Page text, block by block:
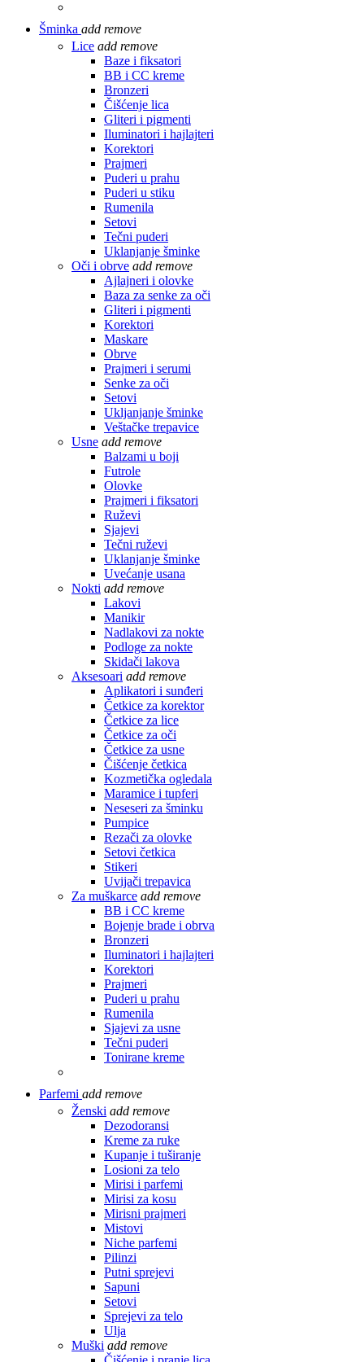
Šminka add remove
Lice add remove
Baze i fiksatori
BB i CC kreme
Bronzeri
Čišćenje lica
Gliteri i pigmenti
Iluminatori i hajlajteri
Korektori
Prajmeri
Puderi u prahu
Puderi u stiku
Rumenila
Setovi
Tečni puderi
Uklanjanje šminke
Oči i obrve add remove
Ajlajneri i olovke
Baza za senke za oči
Gliteri i pigmenti
Korektori
Maskare
Obrve
Prajmeri i serumi
Senke za oči
Setovi
Ukljanjanje šminke
Veštačke trepavice
Usne add remove
Balzami u boji
Futrole
Olovke
Prajmeri i fiksatori
Ruževi
Sjajevi
Tečni ruževi
Uklanjanje šminke
Uvećanje usana
Nokti add remove
Lakovi
Manikir
Nadlakovi za nokte
Podloge za nokte
Skidači lakova
Aksesoari add remove
Aplikatori i sunđeri
Četkice za korektor
Četkice za lice
Četkice za oči
Četkice za usne
Čišćenje četkica
Kozmetička ogledala
Maramice i tupferi
Neseseri za šminku
Pumpice
Rezači za olovke
Setovi četkica
Stikeri
Uvijači trepavica
Za muškarce add remove
BB i CC kreme
Bojenje brade i obrva
Bronzeri
Iluminatori i hajlajteri
Korektori
Prajmeri
Puderi u prahu
Rumenila
Sjajevi za usne
Tečni puderi
Tonirane kreme
Parfemi add remove
Ženski add remove
Dezodoransi
Kreme za ruke
Kupanje i tuširanje
Losioni za telo
Mirisi i parfemi
Mirisi za kosu
Mirisni prajmeri
Mistovi
Niche parfemi
Pilinzi
Putni sprejevi
Sapuni
Setovi
Sprejevi za telo
Ulja
Muški add remove